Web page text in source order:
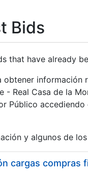
Bids
that have already
información
- Real Casa de la
Público accediendo
y algunos de
cargas compras